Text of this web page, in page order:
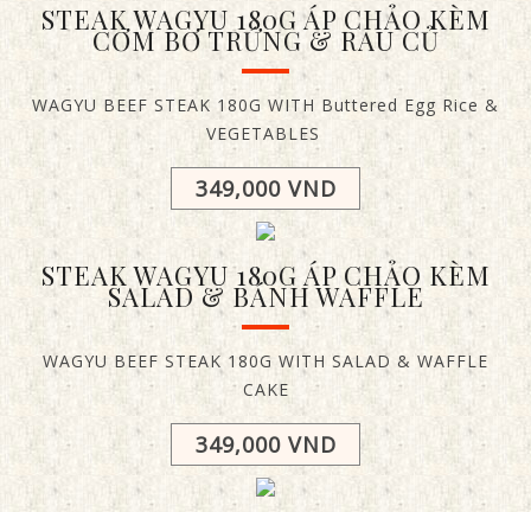
STEAK WAGYU 180G ÁP CHẢO KÈM
CƠM BƠ TRỨNG & RAU CỦ
WAGYU BEEF STEAK 180G WITH Buttered Egg Rice &
VEGETABLES
349,000 VND
STEAK WAGYU 180G ÁP CHẢO KÈM
SALAD & BÁNH WAFFLE
WAGYU BEEF STEAK 180G WITH SALAD & WAFFLE
CAKE
349,000 VND